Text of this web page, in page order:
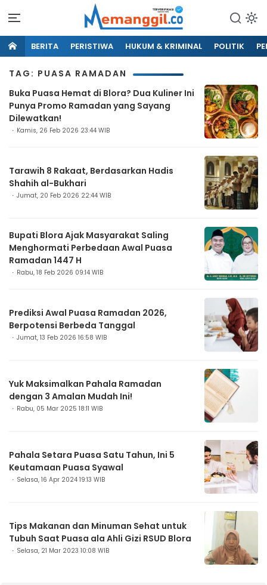
BERITA PERISTIWA HUKUM & KRIMINAL POLITIK
TAG: PUASA RAMADAN
Buka Puasa Hemat di Blora? Dua Kuliner Ini
Punya Promo Ramadan yang Sayang
Dilewatkan!
Kamis, 26 Feb 2026 23:44 WIB
Tarawih 8 Rakaat, Berdasarkan Hadis
Shahih al-Bukhari
Jumat, 20 Feb 2026 22:44 WIB
Bupati Blora Ajak Masyarakat Saling
Menghormati Perbedaan Awal Puasa
Ramadan 1447 H
Rabu, 18 Feb 2026 09:14 WIB
Prediksi Awal Puasa Ramadan 2026,
Berpotensi Berbeda Tanggal
Jumat, 13 Feb 2026 16:58 WIB
Yuk Maksimalkan Pahala Ramadan
dengan 3 Amalan Mudah Ini!
Rabu, 05 Mar 2025 18:11 WIB
Pahala Setara Puasa Satu Tahun, Ini 5
Keutamaan Puasa Syawal
Selasa, 16 Apr 2024 19:13 WIB
Tips Makanan dan Minuman Sehat untuk
Tubuh Saat Puasa ala Ahli Gizi RSUD Blora
Selasa, 21 Mar 2023 10:08 WIB